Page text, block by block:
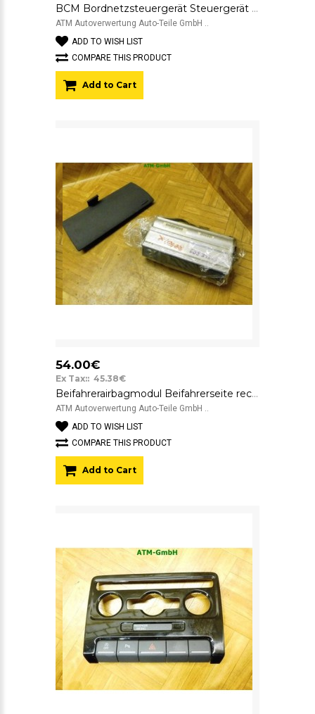
BCM Bordnetzsteuergerät Steuergerät VW Käfer Beetle 5C1 7E0937089A
ATM Autoverwertung Auto-Teile GmbH ..
ADD TO WISH LIST
COMPARE THIS PRODUCT
Add to Cart
54.00€
Ex Tax:: 45.38€
Beifahrerairbagmodul Beifahrerseite rechts VW New Beetle
ATM Autoverwertung Auto-Teile GmbH ..
ADD TO WISH LIST
COMPARE THIS PRODUCT
Add to Cart